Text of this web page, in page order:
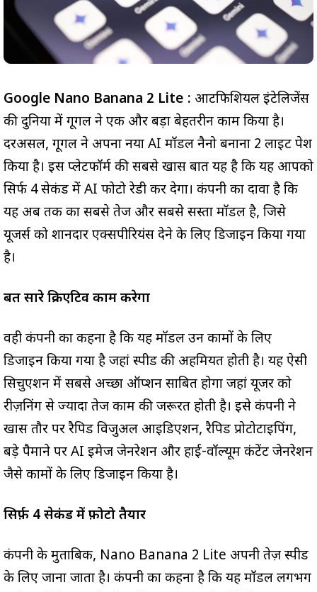
Google Nano Banana 2 Lite : आर्टिफिशियल इंटेलिजेंस
की दुनिया में गूगल ने एक और बड़ा बेहतरीन काम किया है।
दरअसल, गूगल ने अपना नया AI मॉडल नैनो बनाना 2 लाइट पेश
किया है। इस प्लेटफॉर्म की सबसे खास बात यह है कि यह आपको
सिर्फ 4 सेकंड में AI फोटो रेडी कर देगा। कंपनी का दावा है कि
यह अब तक का सबसे तेज और सबसे सस्ता मॉडल है, जिसे
यूजर्स को शानदार एक्सपीरियंस देने के लिए डिजाइन किया गया
है।
बहुत सारे क्रिएटिव काम करेगा
वही कंपनी का कहना है कि यह मॉडल उन कामों के लिए
डिजाइन किया गया है जहां स्पीड की अहमियत होती है। यह ऐसी
सिचुएशन में सबसे अच्छा ऑप्शन साबित होगा जहां यूजर को
रीज़निंग से ज्यादा तेज काम की जरूरत होती है। इसे कंपनी ने
खास तौर पर रैपिड विजुअल आइडिएशन, रैपिड प्रोटोटाइपिंग,
बड़े पैमाने पर AI इमेज जेनरेशन और हाई-वॉल्यूम कंटेंट जेनरेशन
जैसे कामों के लिए डिजाइन किया है।
सिर्फ़ 4 सेकंड में फ़ोटो तैयार
कंपनी के मुताबिक, Nano Banana 2 Lite अपनी तेज़ स्पीड
के लिए जाना जाता है। कंपनी का कहना है कि यह मॉडल लगभग